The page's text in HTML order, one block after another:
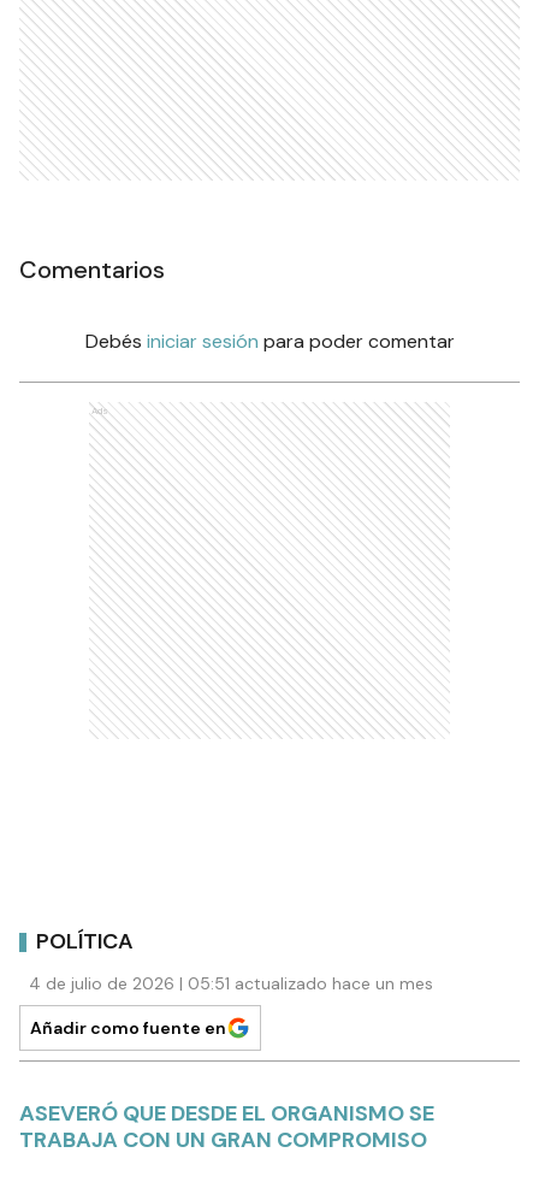
Comentarios
Debés iniciar sesión para poder comentar
Ads
POLÍTICA
4 de julio de 2026 | 05:51 actualizado hace un mes
Añadir como fuente en
ASEVERÓ QUE DESDE EL ORGANISMO SE
TRABAJA CON UN GRAN COMPROMISO